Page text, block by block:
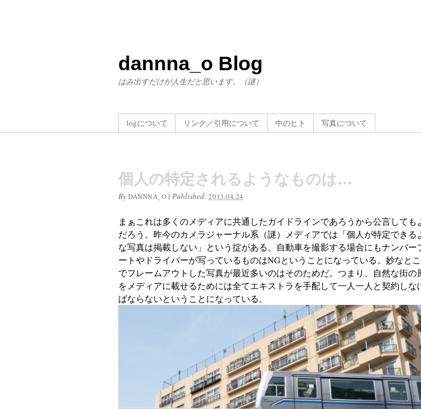
dannna_o Blog
はみ出すだけが人生だと思います。（謎）
logについて リンク／引用について 中のヒト 写真について
個人の特定されるようなものは…
By DANNNA_O |Published:2013.04.24
まぁこれは多くのメディアに共通したガイドラインであろうから公言しても
だろう。昨今のカメラジャーナル系（謎）メディアでは「個人が特定できる
な写真は掲載しない」という掟がある。自動車を撮影する場合にもナンバー
ートやドライバーが写っているものはNGということになっている。妙なと
でフレームアウトした写真が最近多いのはそのためだ。つまり、自然な街の
をメディアに載せるためには全てエキストラを手配して一人一人と契約しな
ばならないということになっている。